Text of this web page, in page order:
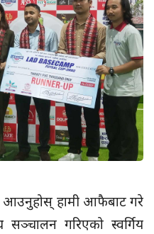
आउनुहोस् हामी आफैबाट गरे
सञ्चालन गरिएको ‎स्वर्गिय